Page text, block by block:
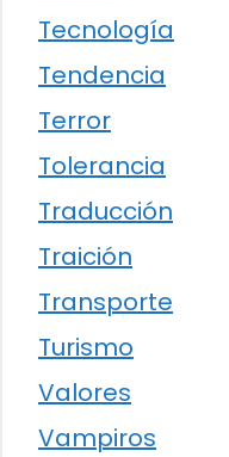
Tecnología
Tendencia
Terror
Tolerancia
Traducción
Traición
Transporte
Turismo
Valores
Vampiros